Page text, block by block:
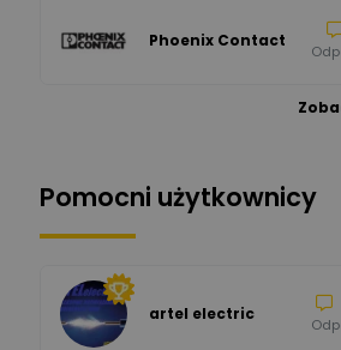
Phoenix Contact
ELKO-BIS Systemy
Pomocni użytkownicy
artel electric